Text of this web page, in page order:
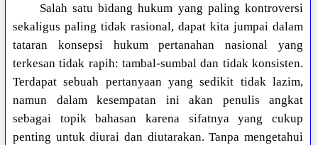
Salah satu bidang hukum yang paling kontroversi
sekaligus paling tidak rasional, dapat kita jumpai dalam
tataran konsepsi hukum pertanahan nasional yang
terkesan tidak rapih: tambal-sumbal dan tidak konsisten.
Terdapat sebuah pertanyaan yang sedikit tidak lazim,
namun dalam kesempatan ini akan penulis angkat
sebagai topik bahasan karena sifatnya yang cukup
penting untuk diurai dan diutarakan. Tanpa mengetahui